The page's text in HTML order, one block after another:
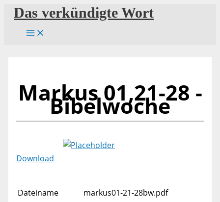
Zum
Inhalt
springen
Das verkündigte Wort
Markus 01,21-28 -
Bibelwoche
Download
Dateiname
markus01-21-28bw.pdf